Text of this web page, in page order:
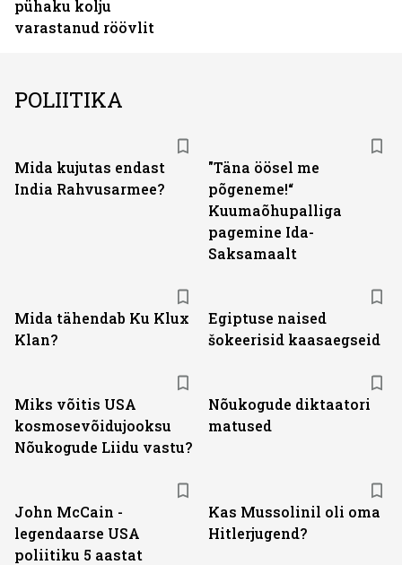
pühaku kolju
varastanud röövlit
POLIITIKA
Mida kujutas endast
India Rahvusarmee?
"Täna öösel me
põgeneme!“
Kuumaõhupalliga
pagemine Ida-
Saksamaalt
Mida tähendab Ku Klux
Klan?
Egiptuse naised
šokeerisid kaasaegseid
Miks võitis USA
kosmosevõidujooksu
Nõukogude Liidu vastu?
Nõukogude diktaatori
matused
John McCain -
legendaarse USA
poliitiku 5 aastat
Kas Mussolinil oli oma
Hitlerjugend?